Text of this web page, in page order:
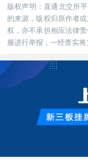
版权声明：直通北交所
的来源，版权归原作者
权，亦不承担相应法律
服进行举报，一经查实将